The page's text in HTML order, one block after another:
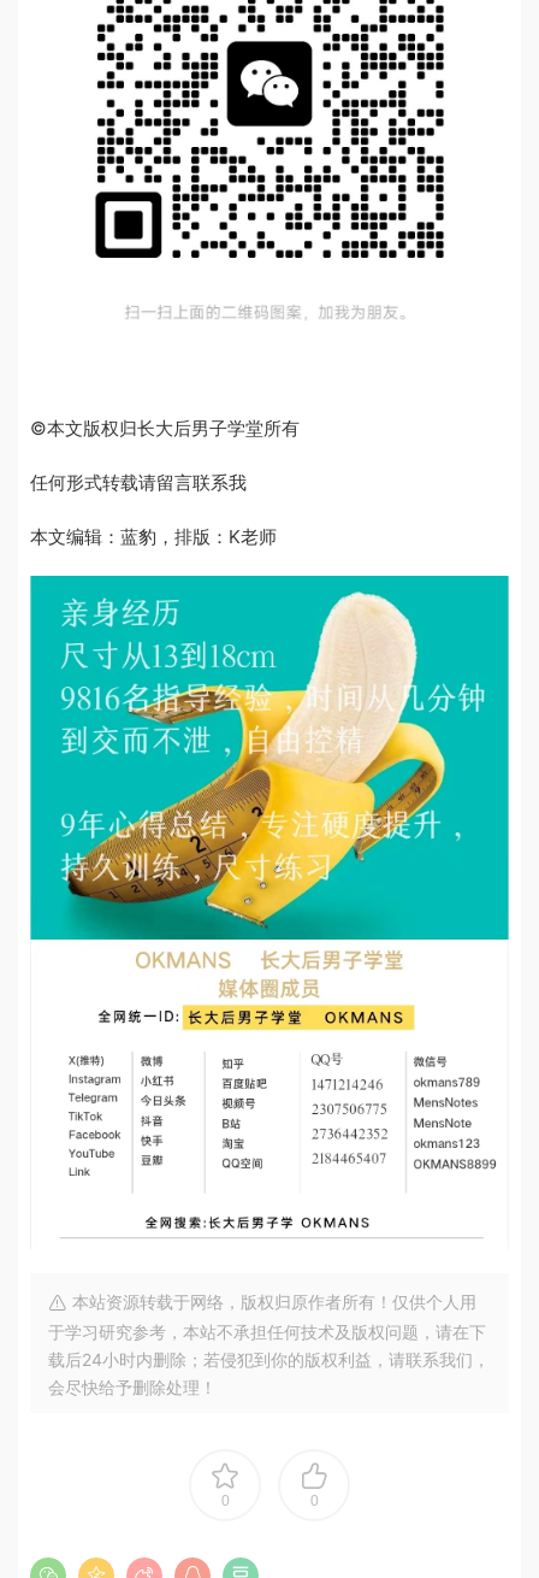
©本文版权归长大后男子学堂所有
任何形式转载请留言联系我
本文编辑：蓝豹，排版：K老师
本站资源转载于网络，版权归原作者所有！仅供个人用
于学习研究参考，本站不承担任何技术及版权问题，请在下
载后24小时内删除；若侵犯到你的版权利益，请联系我们，
会尽快给予删除处理！
0 0